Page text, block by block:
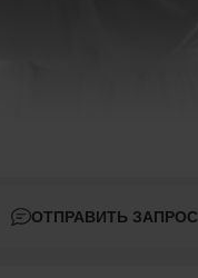
ОТПРАВИТЬ ЗАПРОС